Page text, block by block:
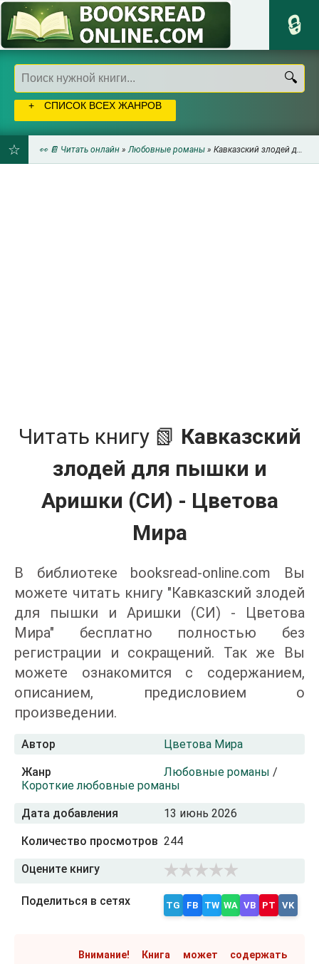
СПИСОК ВСЕХ ЖАНРОВ
👀 📔 Читать онлайн »Любовные романы » Кавказский злодей для пышки и Аришки (СИ) - Цветова Мира
Читать книгу 📗 Кавказский
злодей для пышки и
Аришки (СИ) - Цветова
Мира
В библиотеке booksread-online.com Вы
можете читать книгу "Кавказский злодей
для пышки и Аришки (СИ) - Цветова
Мира" бесплатно полностью без
регистрации и сокращений. Так же Вы
можете ознакомится с содержанием,
описанием, предисловием о
произведении.
Автор Цветова Мира
Жанр Любовные романы /
Короткие любовные романы
Дата добавления 13 июнь 2026
Количество просмотров 244
Оцените книгу
Поделиться в сетях TG FB TW WA VB PT VK
Внимание! Книга может содержать